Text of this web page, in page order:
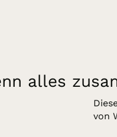
alles
von